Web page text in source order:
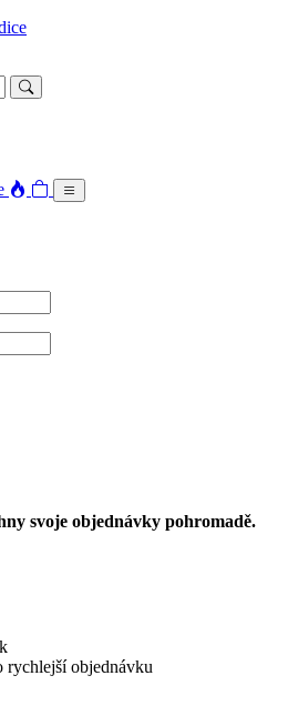
svoje objednávky pohromadě.
rychlejší objednávku